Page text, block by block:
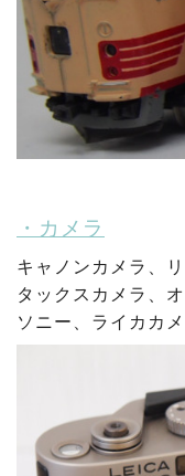
・カメラ
キャノンカメラ、
タックスカメラ、
ソニー、ライカカ